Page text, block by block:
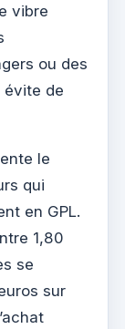
vibre
ou des
évite de
le
qui
en GPL.
1,80
se
sur